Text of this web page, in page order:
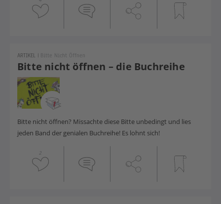
Bitte nicht öffnen – die Buchreihe
ARTIKEL | Bitte Nicht Öffnen
Bitte nicht öffnen? Missachte diese Bitte unbedingt und lies
jeden Band der genialen Buchreihe! Es lohnt sich!
2